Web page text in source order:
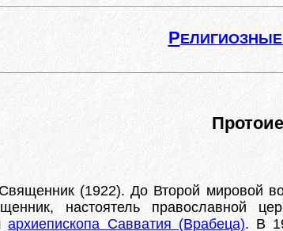
Р
(1922). До Второй мировой
настоятель православной
архиепископа Савватия (Врабеца). В